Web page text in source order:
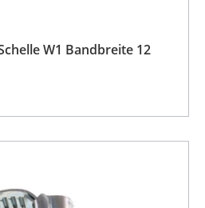
W1 Bandbreite 12